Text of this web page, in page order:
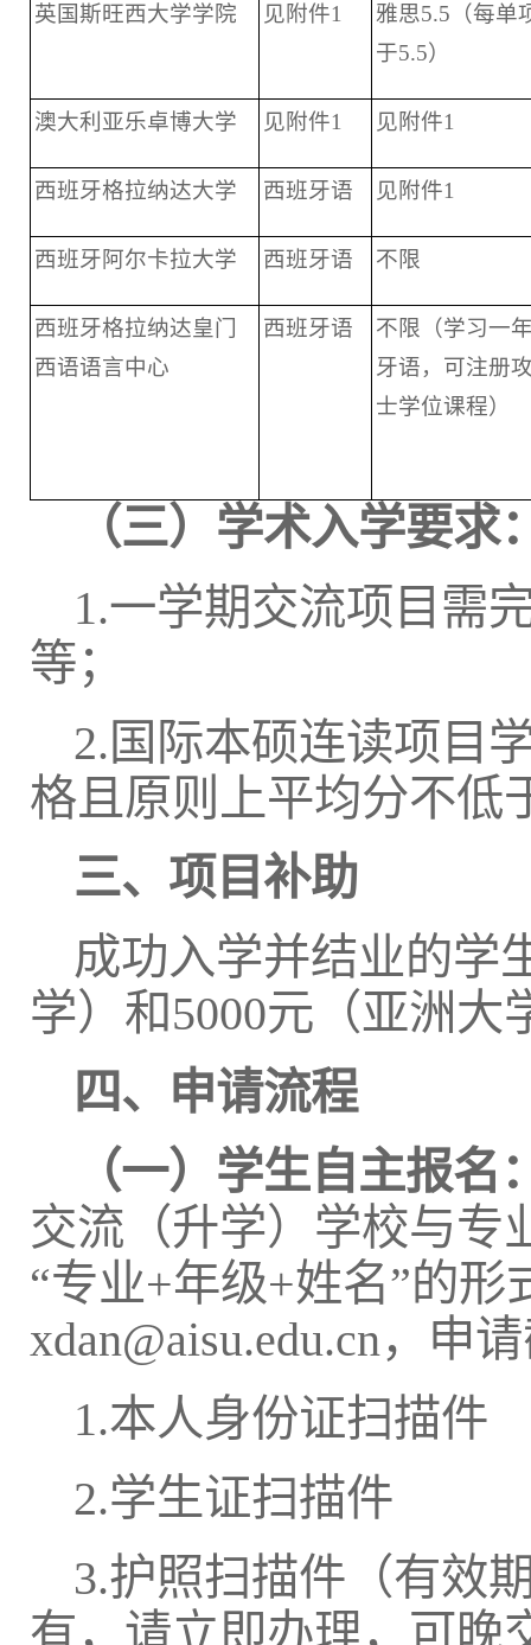
英国斯旺西大学学院 见附件1
雅思5.5（每单
于5.5）
澳大利亚乐卓博大学 见附件1 见附件1
西班牙格拉纳达大学 西班牙语 见附件1
西班牙阿尔卡拉大学 西班牙语 不限
西班牙格拉纳达皇门
西语语言中心
西班牙语
不限（学习一
牙语，可注册
士学位课程）
（三）学术入学要求
1.一学期交流项目需
等；
2.国际本硕连读项目
格且原则上平均分不低
三、项目补助
成功入学并结业的学
学）和5000元（亚洲大
四、申请流程
（一）学生自主报名
交流（升学）学校与专
“专业+年级+姓名”的
xdan@aisu.edu.cn，申
1.本人身份证扫描件
2.学生证扫描件
3.护照扫描件（有效
有，请立即办理，可晚